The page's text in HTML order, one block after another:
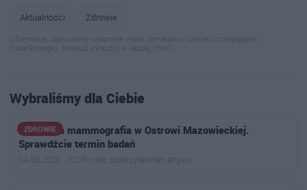
Aktualności
Zdrowie
Informacja: zapisujemy wyłącznie wybór tematów w pamięci przeglądarki
(localStorage). Możesz wyłączyć w każdej chwili.
Wybraliśmy dla Ciebie
ZDROWIE
Bezpłatna mammografia w Ostrowi Mazowieckiej.
Sprawdźcie termin badań
04.08.2026 · 1209 osób przeczytało ten artykuł